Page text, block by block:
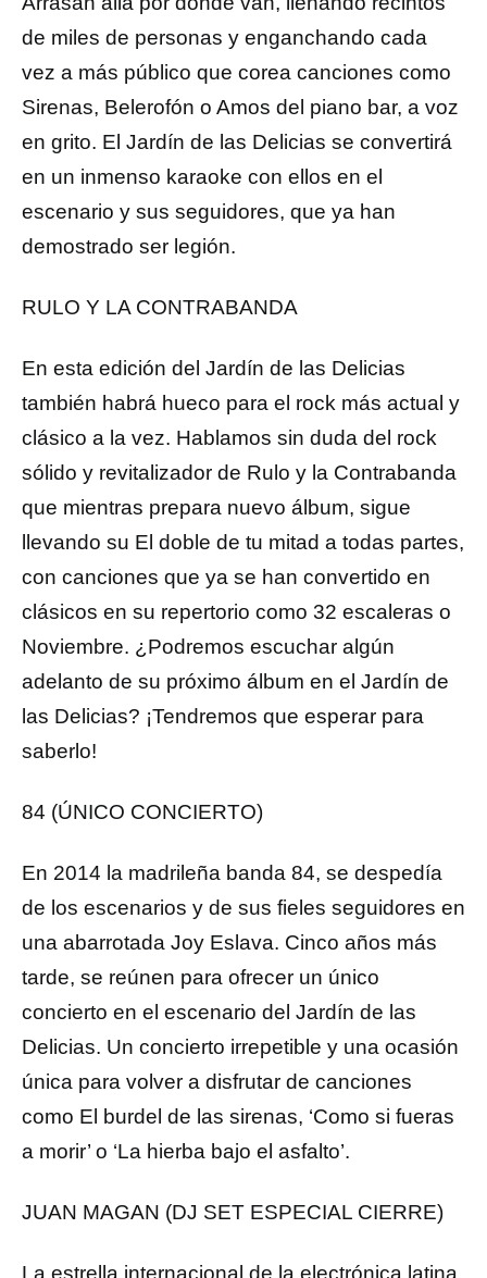
de miles de personas y enganchando cada
vez a más público que corea canciones como
Sirenas, Belerofón o Amos del piano bar, a voz
en grito. El Jardín de las Delicias se convertirá
en un inmenso karaoke con ellos en el
escenario y sus seguidores, que ya han
demostrado ser legión.
RULO Y LA CONTRABANDA
En esta edición del Jardín de las Delicias
también habrá hueco para el rock más actual y
clásico a la vez. Hablamos sin duda del rock
sólido y revitalizador de Rulo y la Contrabanda
que mientras prepara nuevo álbum, sigue
llevando su El doble de tu mitad a todas partes,
con canciones que ya se han convertido en
clásicos en su repertorio como 32 escaleras o
Noviembre. ¿Podremos escuchar algún
adelanto de su próximo álbum en el Jardín de
las Delicias? ¡Tendremos que esperar para
saberlo!
84 (ÚNICO CONCIERTO)
En 2014 la madrileña banda 84, se despedía
de los escenarios y de sus fieles seguidores en
una abarrotada Joy Eslava. Cinco años más
tarde, se reúnen para ofrecer un único
concierto en el escenario del Jardín de las
Delicias. Un concierto irrepetible y una ocasión
única para volver a disfrutar de canciones
como El burdel de las sirenas, ‘Como si fueras
a morir’ o ‘La hierba bajo el asfalto’.
JUAN MAGAN (DJ SET ESPECIAL CIERRE)
La estrella internacional de la electrónica latina,